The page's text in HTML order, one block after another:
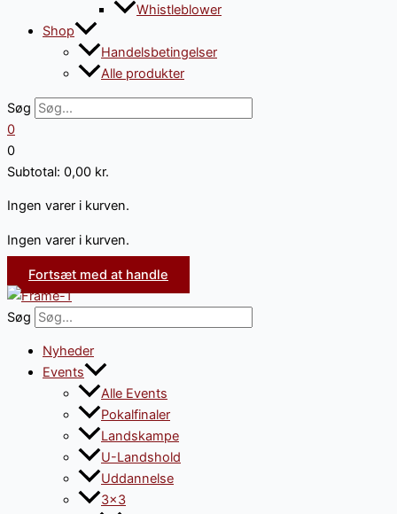
Whistleblower
Shop
Handelsbetingelser
Alle produkter
Søg
0
0
Subtotal: 0,00 kr.
Ingen varer i kurven.
Ingen varer i kurven.
Fortsæt med at handle
Søg
Nyheder
Events
Alle Events
Pokalfinaler
Landskampe
U-Landshold
Uddannelse
3×3